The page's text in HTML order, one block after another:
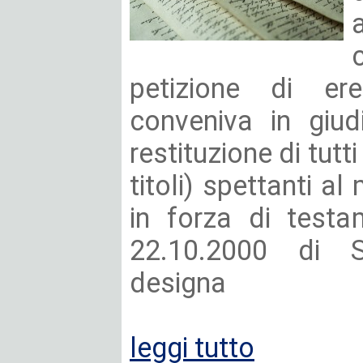
petizione di
conveniva in
restituzione di tutti
titoli) spettanti al
in forza di
22.10.2000 di
designa
leggi tutto